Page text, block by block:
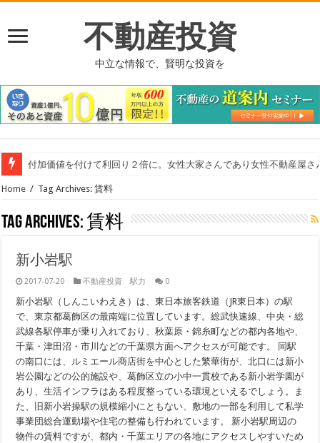
不動産投資
中立な情報で、賢明な投資を
付加価値を付けて利回り２倍に。女性大家さんであり女性不動産屋さ
東洋工業さんの給水管の浄化システム
Home / Tag Archives: 賃料
Tag Archives:賃料
新小岩駅
2017-07-20 不動産投資 駅力 0
新小岩駅（しんこいわえき）は、東日本旅客鉄道（JR東日本）の駅
で、東京都葛飾区の最南端に位置しています。総武快速線、中央・総
武線各駅停車が乗り入れており、秋葉原・錦糸町などの都内各地や、
千葉・津田沼・市川などの千葉県方面へアクセスが可能です。 同駅
の南口には、ルミエール商店街を中心とした繁華街が、北口には新小
岩公園などの公的施設や、葛飾区立の小中一貫校である新小岩学園が
あり、生活インフラはある程度整っている環境といえるでしょう。ま
た、旧新小岩操駅の規模縮小にともない、敷地の一部を利用して私学
事業団総合運動場や住宅の整備も行われています。 新小岩駅周辺の
物件の賃料ですが、都内・千葉エリアの各地にアクセスしやすいため